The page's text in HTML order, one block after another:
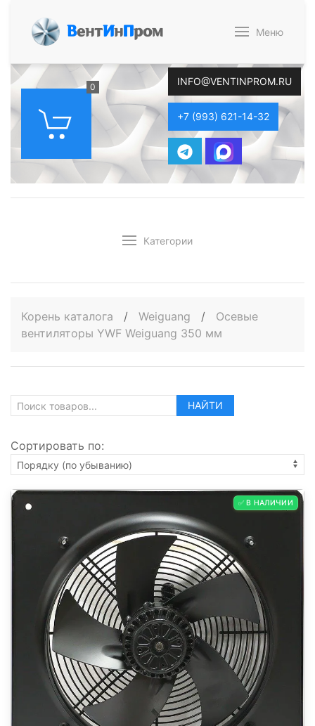
ВентИнПром Меню
0 INFO@VENTINPROM.RU
+7 (993) 621-14-32
Категории
Корень каталога / Weiguang /
Осевые
вентиляторы YWF Weiguang 350 мм
НАЙТИ
Сортировать по:
✅ В НАЛИЧИИ